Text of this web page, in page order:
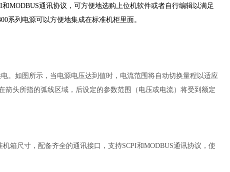
MODBUS通讯协议，可方便地选购上位机软件或者自行编辑以满足
系列电源可以方便地集成在标准机柜里面。
。如图所示，当电源电压达到值时，电流范围将自动切换量程以适应
头所指的弧线区域，后设定的参数范围（电压或电流）将受到额定
箱尺寸，配备齐全的通讯接口，支持SCPI和MODBUS通讯协议，使